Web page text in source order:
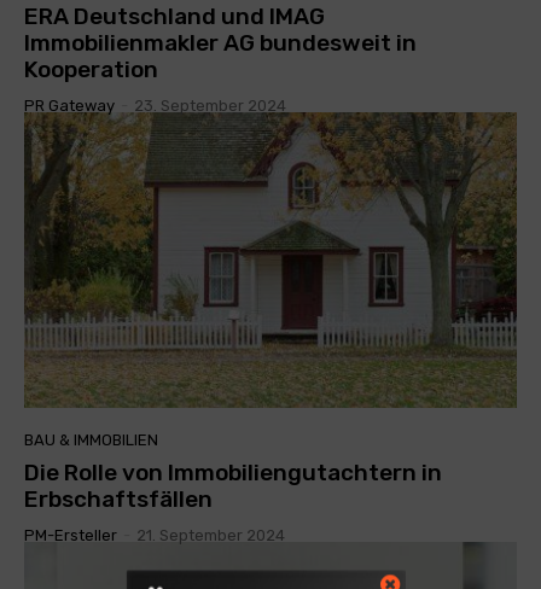
ERA Deutschland und IMAG
Immobilienmakler AG bundesweit in
Kooperation
PR Gateway 23. September 2024
BAU & IMMOBILIEN
Die Rolle von Immobiliengutachtern in
Erbschaftsfällen
PM-Ersteller 21. September 2024